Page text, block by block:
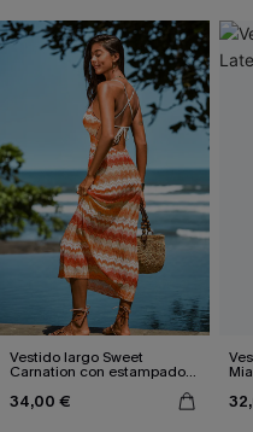
Vestido largo Sweet
Carnation con estampado
34,00 €